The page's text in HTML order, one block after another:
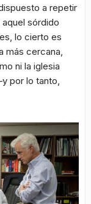
a repetir
sórdido
lo cierto es
más cercana,
ni la iglesia
por lo tanto,